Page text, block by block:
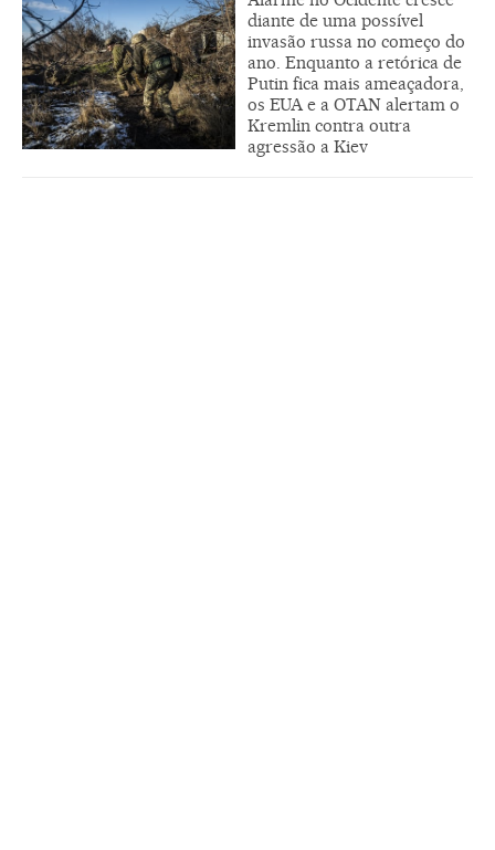
diante de uma possível
invasão russa no começo do
ano. Enquanto a retórica de
Putin fica mais ameaçadora,
os EUA e a OTAN alertam o
Kremlin contra outra
agressão a Kiev